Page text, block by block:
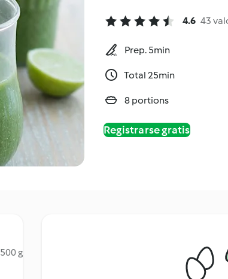
4.6 43
Prep. 5min
Total 25min
8 portions
Registrarse gratis
500 g